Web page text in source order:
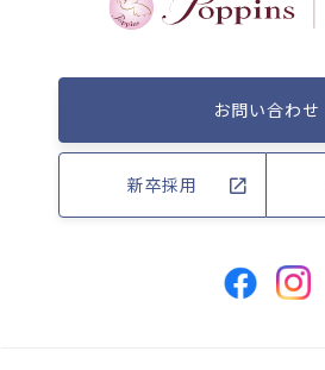
お問い合わせ
新卒採用